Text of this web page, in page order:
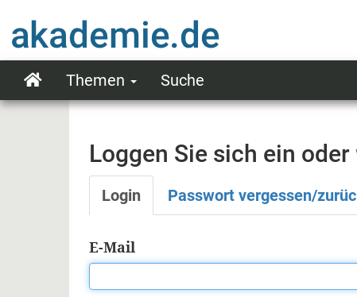
zum
Inhalt
Main
Themen Suche
Loggen Sie sich ein oder
Primäre
Reiter
Login Passwort vergessen/
E-Mail